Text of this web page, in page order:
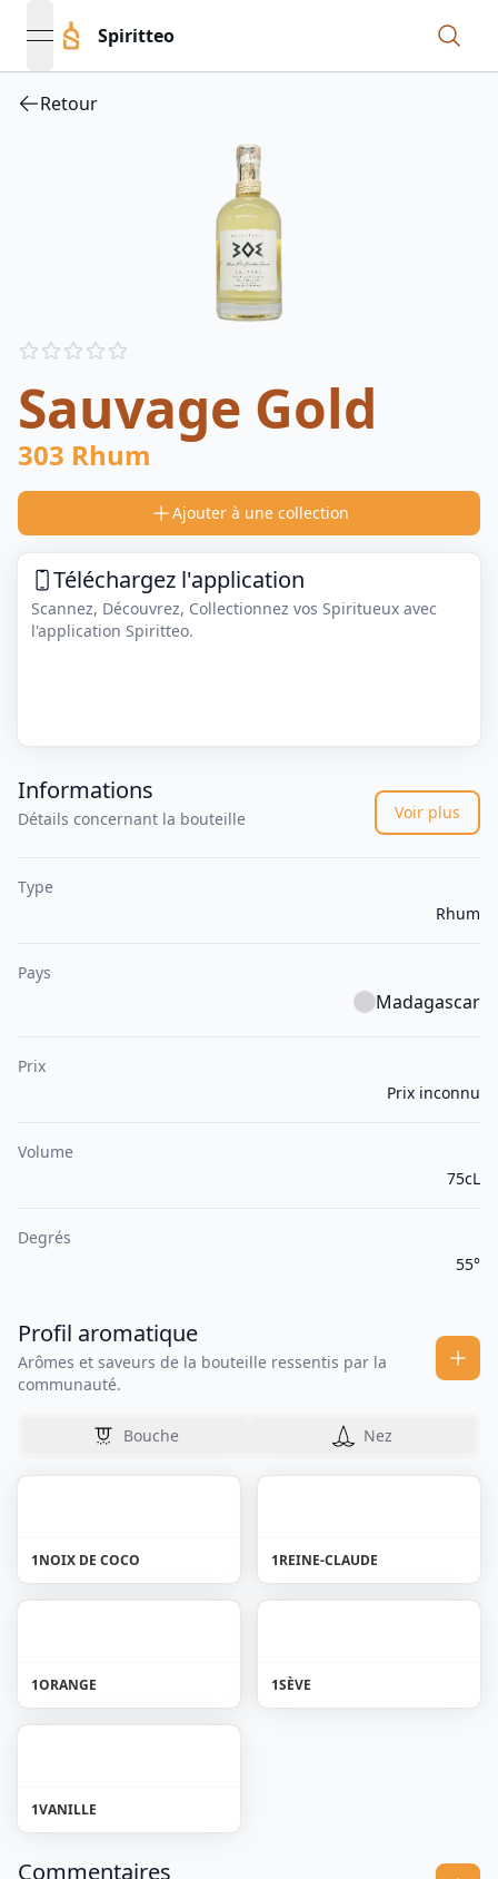
open navigation menu
Spiritteo
Retour
Reviews
Sauvage Gold
303 Rhum
Ajouter à une collection
Téléchargez l'application
Scannez, Découvrez, Collectionnez vos Spiritueux avec
l'application Spiritteo.
Informations
Détails concernant la bouteille Voir plus
Type
Rhum
Pays
Madagascar
Prix
Prix inconnu
Volume
75cL
Degrés
55°
Profil aromatique
Arômes et saveurs de la bouteille ressentis par la
communauté.
Bouche Nez
1NOIX DE COCO 1REINE-CLAUDE
1ORANGE 1SÈVE
1VANILLE
Commentaires